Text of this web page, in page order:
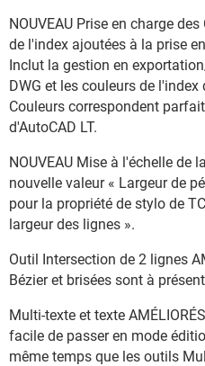
NOUVEAU Prise en charge
de l'index ajoutées à la prise
Inclut la gestion en
DWG et les couleurs de
Couleurs correspondent
d'AutoCAD LT.
NOUVEAU Mise à l'échelle de
nouvelle valeur « Largeur de
pour la propriété de stylo de
largeur des lignes ».
Outil Intersection de 2 lignes
Bézier et brisées sont à
Multi-texte et texte
facile de passer en mode
même temps que les outils